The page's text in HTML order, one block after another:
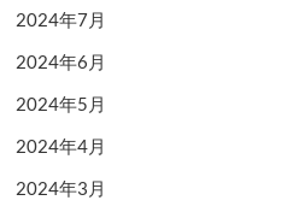
2024年7月
2024年6月
2024年5月
2024年4月
2024年3月